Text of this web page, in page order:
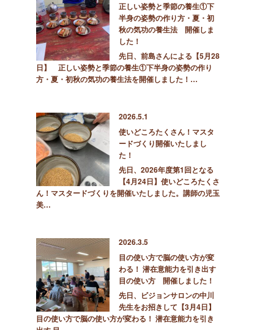
正しい姿勢と季節の養生①下
半身の姿勢の作り方・夏・初
秋の気功の養生法 開催しま
した！
先日、前島さんによる【5月28
日】 正しい姿勢と季節の養生①下半身の姿勢の作り
方・夏・初秋の気功の養生法を開催しました！…
2026.5.1
使いどころたくさん！マスタ
ードづくり開催いたしまし
た！
先日、2026年度第1回となる
【4月24日】使いどころたくさ
ん！マスタードづくりを開催いたしました。講師の児玉
美…
2026.3.5
目の使い方で脳の使い方が変
わる！ 潜在意能力を引き出す
目の使い方 開催しました！
先日、ビジョンサロンの中川
先生をお招きして【3月4日】
目の使い方で脳の使い方が変わる！ 潜在意能力を引き